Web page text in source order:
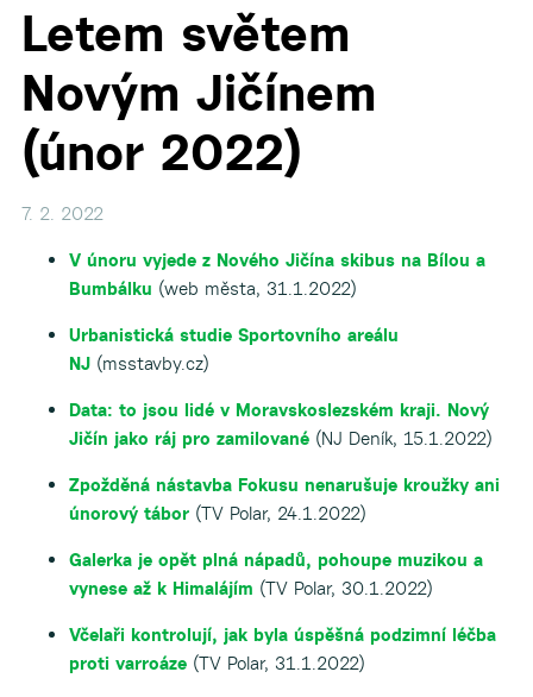
Letem světem
Novým Jičínem
(únor 2022)
7. 2. 2022
V únoru vyjede z Nového Jičína skibus na Bílou a
Bumbálku (web města, 31.1.2022)
Urbanistická studie Sportovního areálu
NJ(msstavby.cz)
Data: to jsou lidé v Moravskoslezském kraji. Nový
Jičín jako ráj pro zamilované(NJ Deník, 15.1.2022)
Zpožděná nástavba Fokusu nenarušuje kroužky ani
únorový tábor(TV Polar, 24.1.2022)
Galerka je opět plná nápadů, pohoupe muzikou a
vynese až k Himalájím (TV Polar, 30.1.2022)
Včelaři kontrolují, jak byla úspěšná podzimní léčba
proti varroáze(TV Polar, 31.1.2022)